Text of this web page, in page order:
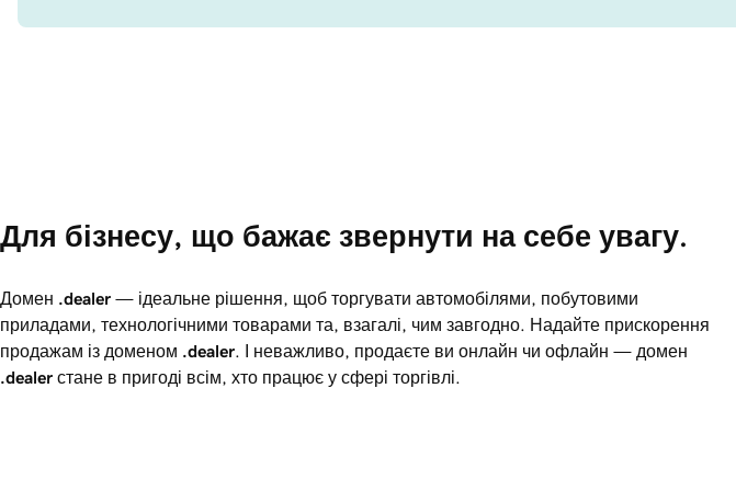
Для бізнесу, що бажає звернути на себе увагу.
Домен .dealer — ідеальне рішення, щоб торгувати автомобілями, побутовими
приладами, технологічними товарами та, взагалі, чим завгодно. Надайте прискорення
продажам із доменом .dealer . І неважливо, продаєте ви онлайн чи офлайн — домен
.dealer стане в пригоді всім, хто працює у сфері торгівлі.